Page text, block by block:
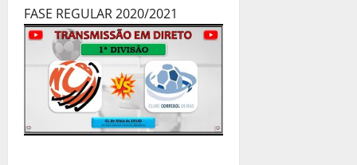
FASE REGULAR 2020/2021